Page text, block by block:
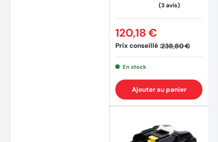
Prix conseillé :238,80 €
120,18 €
En stock
Ajouter au panier